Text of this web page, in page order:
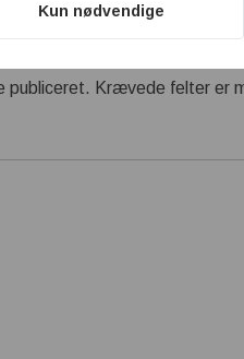
publiceret. Krævede felter er
Kun nødvendige